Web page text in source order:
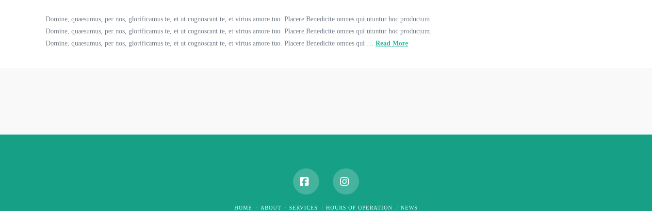
Domine, quaesumus, per nos, glorificamus te, et ut cognoscant te, et virtus amore tuo. Placere Benedicite omnes qui utuntur hoc productum.
Domine, quaesumus, per nos, glorificamus te, et ut cognoscant te, et virtus amore tuo. Placere Benedicite omnes qui utuntur hoc productum.
Domine, quaesumus, per nos, glorificamus te, et ut cognoscant te, et virtus amore tuo. Placere Benedicite omnes qui …Read More
FacebookInstagram
HOME ABOUT SERVICES HOURS OF OPERATION NEWS